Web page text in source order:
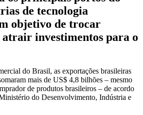
de tecnologia
objetivo de trocar
atrair investimentos para o
do Brasil, as exportações brasileiras
mais de US$ 4,8 bilhões – mesmo
de produtos brasileiros – de acordo
do Desenvolvimento, Indústria e